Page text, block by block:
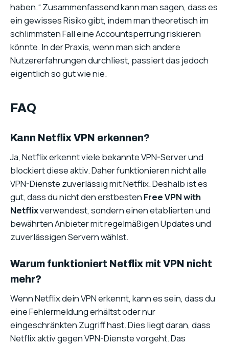
haben.“ Zusammenfassend kann man sagen, dass es
ein gewisses Risiko gibt, indem man theoretisch im
schlimmsten Fall eine Accountsperrung riskieren
könnte. In der Praxis, wenn man sich andere
Nutzererfahrungen durchliest, passiert das jedoch
eigentlich so gut wie nie.
FAQ
Kann Netflix VPN erkennen?
Ja, Netflix erkennt viele bekannte VPN-Server und
blockiert diese aktiv. Daher funktionieren nicht alle
VPN-Dienste zuverlässig mit Netflix. Deshalb ist es
gut, dass du nicht den erstbesten Free VPN with
Netflixverwendest, sondern einen etablierten und
bewährten Anbieter mit regelmäßigen Updates und
zuverlässigen Servern wählst.
Warum funktioniert Netflix mit VPN nicht
mehr?
Wenn Netflix dein VPN erkennt, kann es sein, dass du
eine Fehlermeldung erhältst oder nur
eingeschränkten Zugriff hast. Dies liegt daran, dass
Netflix aktiv gegen VPN-Dienste vorgeht. Das